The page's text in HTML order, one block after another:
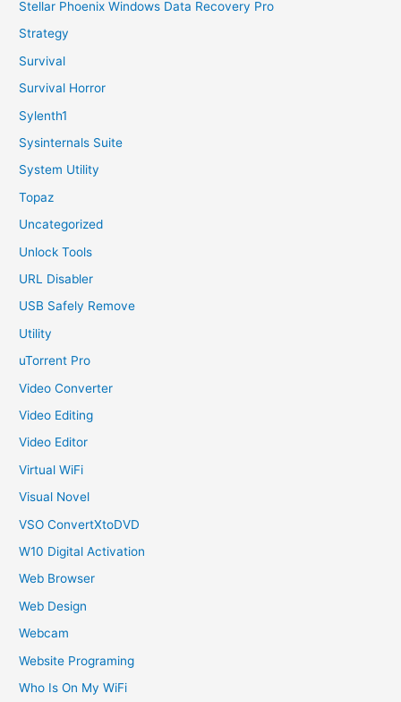
Stellar Phoenix Windows Data Recovery Pro
Strategy
Survival
Survival Horror
Sylenth1
Sysinternals Suite
System Utility
Topaz
Uncategorized
Unlock Tools
URL Disabler
USB Safely Remove
Utility
uTorrent Pro
Video Converter
Video Editing
Video Editor
Virtual WiFi
Visual Novel
VSO ConvertXtoDVD
W10 Digital Activation
Web Browser
Web Design
Webcam
Website Programing
Who Is On My WiFi